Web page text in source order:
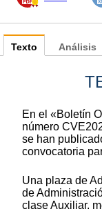
Texto
En el «Boletín
número
se han
convocatoria
Una plaza de
de
clase Auxiliar,
Análisis